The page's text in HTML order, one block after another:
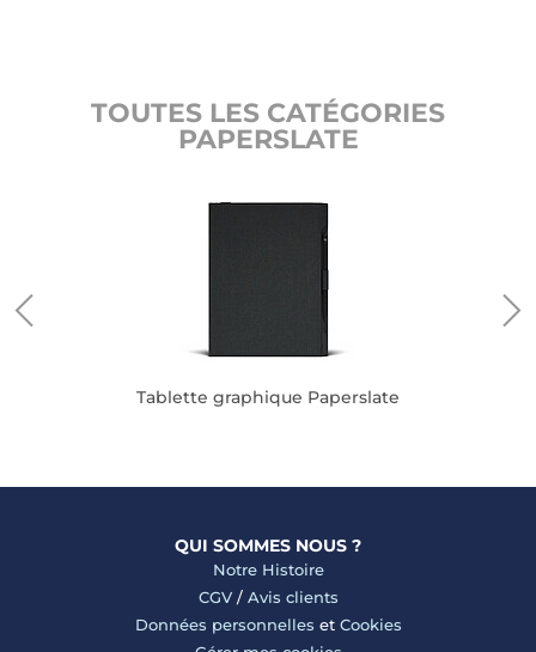
TOUTES LES CATÉGORIES
PAPERSLATE
Tablette graphique Paperslate
QUI SOMMES NOUS ?
Notre Histoire
CGV/ Avis clients
Données personnelles et Cookies